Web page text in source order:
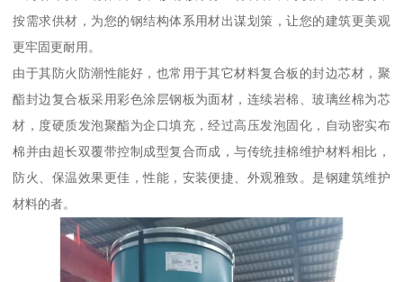
按需求供材，为您的钢结构体系用材出谋划策，让您的建筑更美观
更牢固更耐用。
由于其防火防潮性能好，也常用于其它材料复合板的封边芯材，聚
酯封边复合板采用彩色涂层钢板为面材，连续岩棉、玻璃丝棉为芯
材，度硬质发泡聚酯为企口填充，经过高压发泡固化，自动密实布
棉并由超长双覆带控制成型复合而成，与传统挂棉维护材料相比，
防火、保温效果更佳，性能，安装便捷、外观雅致。是钢建筑维护
材料的者。